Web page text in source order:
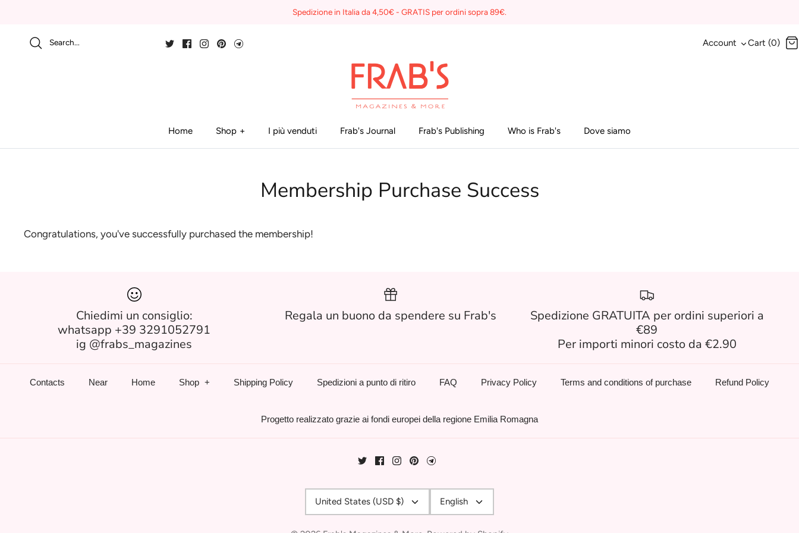
Spedizione in Italia da 4,50€ - GRATIS per ordini sopra 89€.
Search... Account Cart (0)
Home Shop I più venduti Frab's Journal Frab's Publishing Who is Frab's Dove siamo
Membership Purchase Success
Congratulations, you've successfully purchased the membership!
Chiedimi un consiglio:
whatsapp +39 3291052791
ig @frabs_magazines
Regala un buono da spendere su Frab's
Spedizione GRATUITA per ordini superiori a
€89
Per importi minori costo da €2.90
Contacts Near Home Shop Shipping Policy Spedizioni a punto di ritiro FAQ Privacy Policy Terms and conditions of purchase Refund Policy
Progetto realizzato grazie ai fondi europei della regione Emilia Romagna
Currency
United States (USD $) Language
English